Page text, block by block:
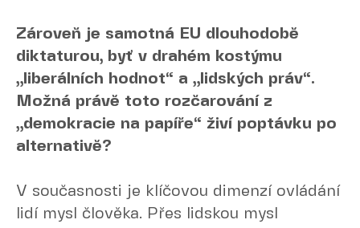
Zároveň je samotná EU dlouhodobě
diktaturou, byť v drahém kostýmu
„liberálních hodnot“ a „lidských práv“.
Možná právě toto rozčarování z
„demokracie na papíře“ živí poptávku po
alternativě?
V současnosti je klíčovou dimenzí ovládání
lidí mysl člověka. Přes lidskou mysl